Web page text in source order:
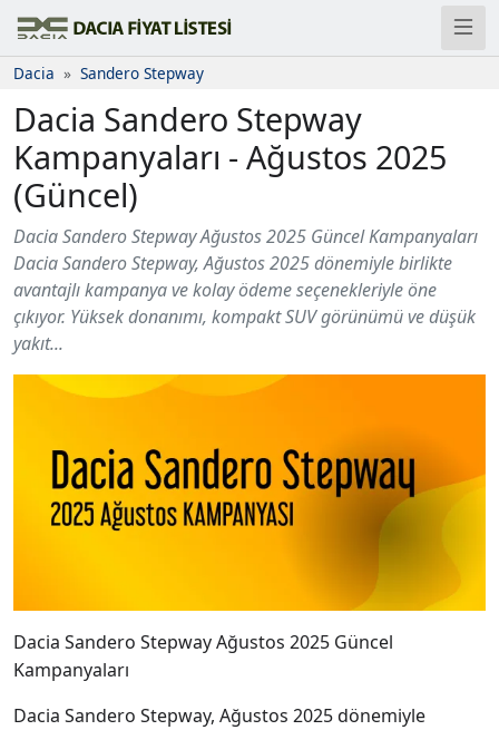
Dacia Sandero Stepway
Dacia Sandero Stepway
Kampanyaları - Ağustos 2025
(Güncel)
Dacia Sandero Stepway Ağustos 2025 Güncel Kampanyaları
Dacia Sandero Stepway, Ağustos 2025 dönemiyle birlikte
avantajlı kampanya ve kolay ödeme seçenekleriyle öne
çıkıyor. Yüksek donanımı, kompakt SUV görünümü ve düşük
yakıt...
Dacia Sandero Stepway Ağustos 2025 Güncel
Kampanyaları
Dacia Sandero Stepway, Ağustos 2025 dönemiyle